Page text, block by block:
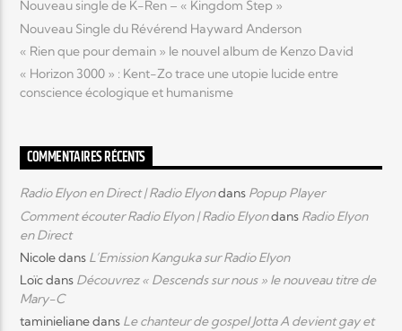
Nouveau single de K-Ren – « Kingdom Step »
Nouveau Single du Révérend Hayward Anderson
« Rien que pour demain » le nouvel album de Kenzo David
« Horizon 3000 » : Kent-Zo trace une utopie lucide entre
conscience écologique et humanisme
COMMENTAIRES RÉCENTS
Radio Elyon en Direct | Radio Elyondans Popup Player
Comment écouter Radio Elyon | Radio Elyondans Radio Elyon
en Direct
Nicoledans L’Emission Kanguka sur Radio Elyon
Loïcdans Découvrez « Descends sur nous » le nouveau titre de
Mary-C
taminielianedans Le chanteur de gospel Jotta A devient gay et